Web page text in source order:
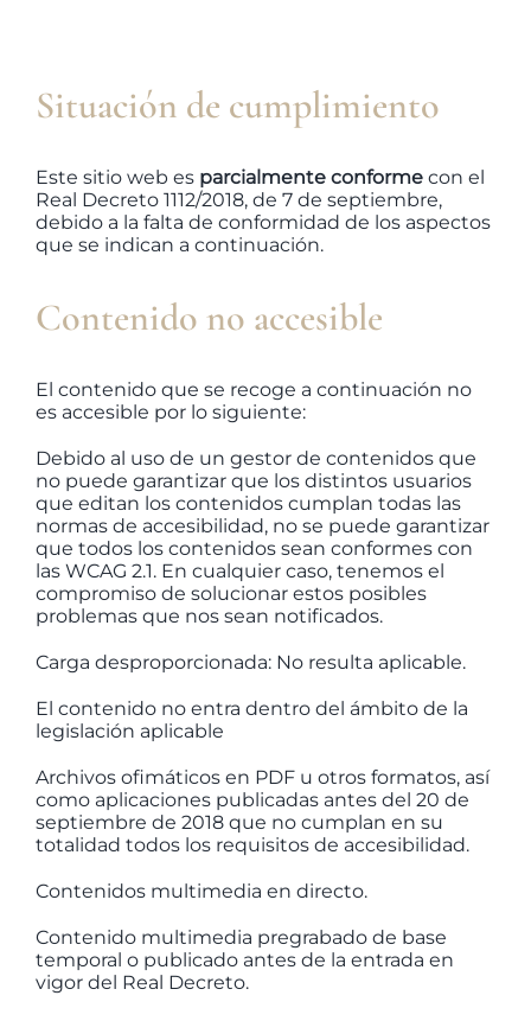
Situación de cumplimiento
Este sitio web es parcialmente conforme con el
Real Decreto 1112/2018, de 7 de septiembre,
debido a la falta de conformidad de los aspectos
que se indican a continuación.
Contenido no accesible
El contenido que se recoge a continuación no
es accesible por lo siguiente:
Debido al uso de un gestor de contenidos que
no puede garantizar que los distintos usuarios
que editan los contenidos cumplan todas las
normas de accesibilidad, no se puede garantizar
que todos los contenidos sean conformes con
las WCAG 2.1. En cualquier caso, tenemos el
compromiso de solucionar estos posibles
problemas que nos sean notificados.
Carga desproporcionada: No resulta aplicable.
El contenido no entra dentro del ámbito de la
legislación aplicable
Archivos ofimáticos en PDF u otros formatos, así
como aplicaciones publicadas antes del 20 de
septiembre de 2018 que no cumplan en su
totalidad todos los requisitos de accesibilidad.
Contenidos multimedia en directo.
Contenido multimedia pregrabado de base
temporal o publicado antes de la entrada en
vigor del Real Decreto.